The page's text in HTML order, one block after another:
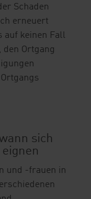
Schaden
erneuert
auf keinen Fall
Ortgang
sich
und -frauen in